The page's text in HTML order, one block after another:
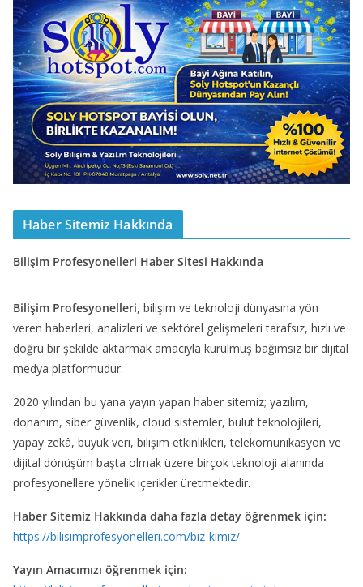
Haber Sitemiz Hakkında
Bilişim Profesyonelleri Haber Sitesi Hakkında
Bilişim Profesyonelleri, bilişim ve teknoloji dünyasına yön
veren haberleri, analizleri ve sektörel gelişmeleri tarafsız, hızlı ve
doğru bir şekilde aktarmak amacıyla kurulmuş bağımsız bir dijital
medya platformudur.
2020 yılından bu yana yayın yapan haber sitemiz; yazılım,
donanım, siber güvenlik, cloud sistemler, bulut teknolojileri,
yapay zekâ, büyük veri, bilişim etkinlikleri, telekomünikasyon ve
dijital dönüşüm başta olmak üzere birçok teknoloji alanında
profesyonellere yönelik içerikler üretmektedir.
Haber Sitemiz Hakkında daha fazla detay öğrenmek için:
https://bilisimprofesyonelleri.com/biz-kimiz/
Yayın Amacımızı öğrenmek için: